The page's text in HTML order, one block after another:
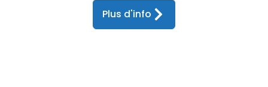
Plus d'info